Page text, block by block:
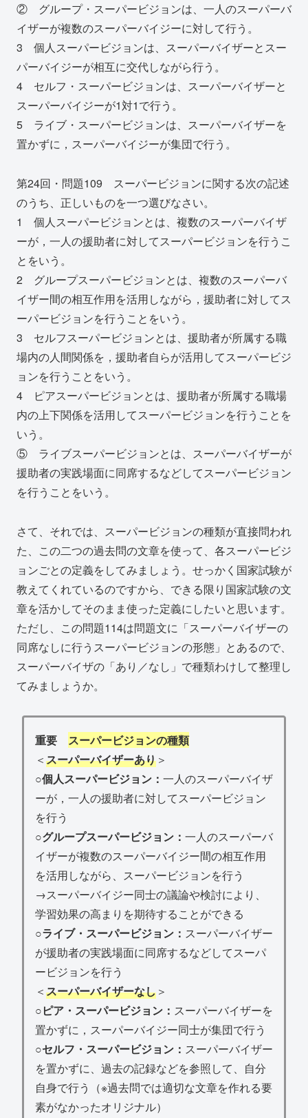
② グループ・スーパービジョンは、一人のスーパーバ
イザーが複数のスーパーバイジーに対して行う。
3 個人スーパービジョンは、スーパーバイザーとスー
パーバイジーが相互に交代しながら行う。
4 セルフ・スーパービジョンは、スーパーバイザーと
スーパーバイジーが1対1で行う。
5 ライブ・スーパービジョンは、スーパーバイザーを
置かずに，スーパーバイジーが集団で行う。
第24回・問題109 スーパービジョンに関する次の記述
のうち、正しいものを一つ選びなさい。
1 個人スーパービジョンとは、複数のスーパーバイザ
ーが，一人の援助者に対してスーパービジョンを行うこ
とをいう。
2 グループスーパービジョンとは、複数のスーパーバ
イザー間の相互作用を活用しながら，援助者に対してス
ーパービジョンを行うことをいう。
3 セルフスーパービジョンとは、援助者が所属する職
場内の人間関係を，援助者自らが活用してスーパービジ
ョンを行うことをいう。
4 ピアスーパービジョンとは、援助者が所属する職場
内の上下関係を活用してスーパービジョンを行うことを
いう。
⑤ ライブスーパービジョンとは、スーパーバイザーが
援助者の実践場面に同席するなどしてスーパービジョン
を行うことをいう。
さて、それでは、スーパービジョンの種類が直接問われ
た、この二つの過去問の文章を使って、各スーパービジ
ョンごとの定義をしてみましょう。せっかく国家試験が
教えてくれているのですから、できる限り国家試験の文
章を活かしてそのまま使った定義にしたいと思います。
ただし、この問題114は問題文に「スーパーバイザーの
同席なしに行うスーパービジョンの形態」とあるので、
スーパーバイザの「あり／なし」で種類わけして整理し
てみましょうか。
重要 スーパービジョンの種類
＜スーパーバイザーあり＞
○個人スーパービジョン： 一人のスーパーバイザ
ーが，一人の援助者に対してスーパービジョン
を行う
○グループスーパービジョン： 一人のスーパーバ
イザーが複数のスーパーバイジー間の相互作用
を活用しながら、スーパービジョンを行う
→スーパーバイジー同士の議論や検討により、
学習効果の高まりを期待することができる
○ライブ・スーパービジョン： スーパーバイザー
が援助者の実践場面に同席するなどしてスーパ
ービジョンを行う
＜スーパーバイザーなし＞
○ピア・スーパービジョン： スーパーバイザーを
置かずに，スーパーバイジー同士が集団で行う
○セルフ・スーパービジョン： スーパーバイザー
を置かずに、過去の記録などを参照して、自分
自身で行う（※過去問では適切な文章を作れる要
素がなかったオリジナル）